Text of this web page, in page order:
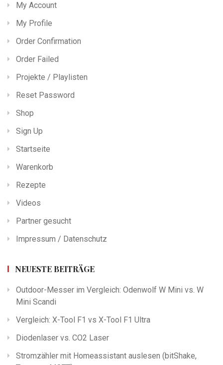
My Account
My Profile
Order Confirmation
Order Failed
Projekte / Playlisten
Reset Password
Shop
Sign Up
Startseite
Warenkorb
Rezepte
Videos
Partner gesucht
Impressum / Datenschutz
NEUESTE BEITRÄGE
Outdoor-Messer im Vergleich: Odenwolf W Mini vs. W
Mini Scandi
Vergleich: X-Tool F1 vs X-Tool F1 Ultra
Diodenlaser vs. CO2 Laser
Stromzähler mit Homeassistant auslesen (bitShake,